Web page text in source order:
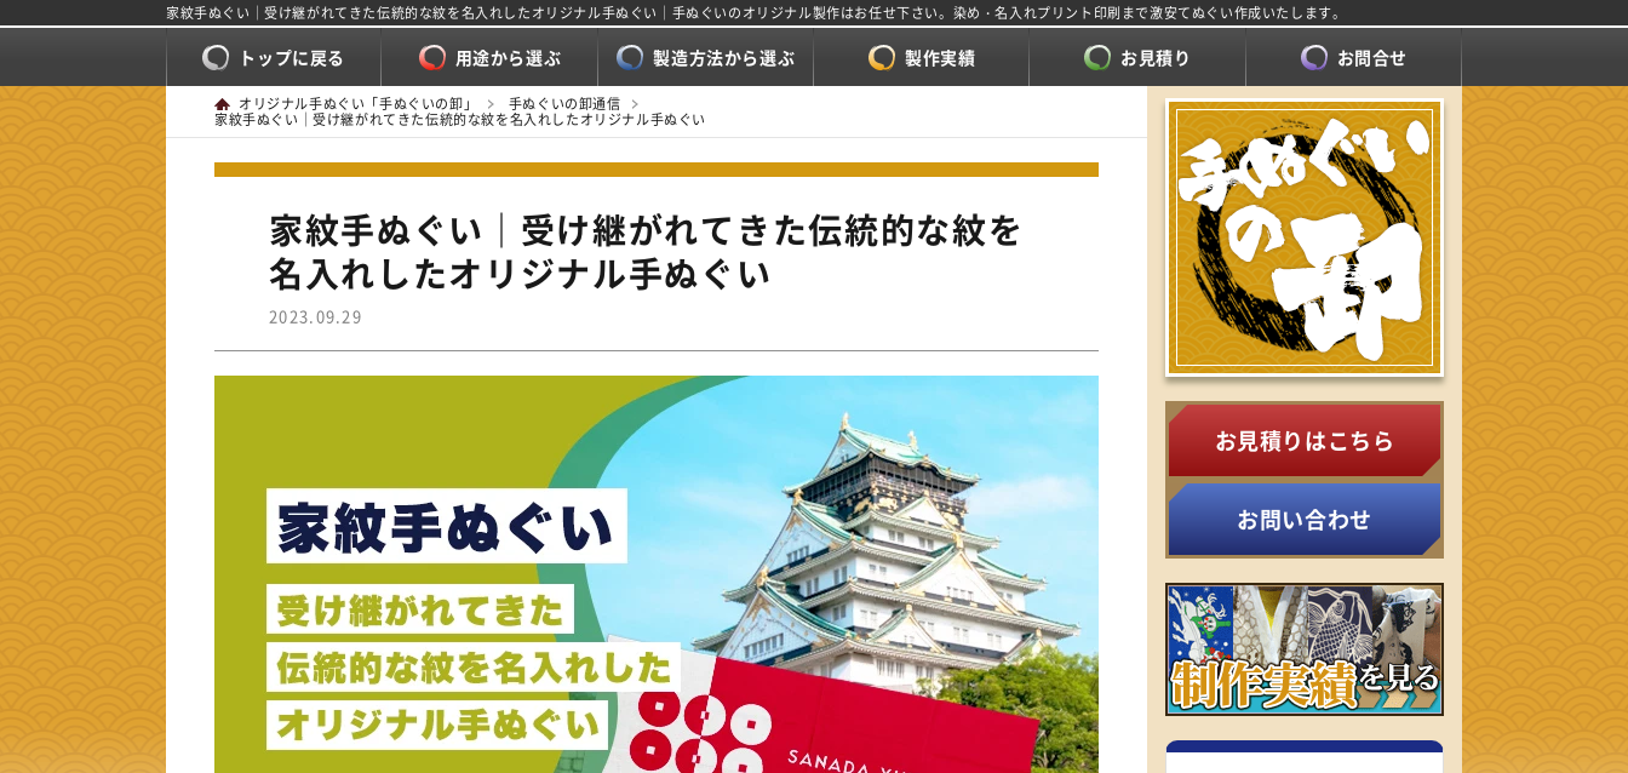
家紋手ぬぐい｜受け継がれてきた伝統的な紋を名入れしたオリジナル手ぬぐい｜手ぬぐいのオリジナル製作はお任せ下さい。染め・名入れプリント印刷まで激安てぬぐい作成いたします。
トップに戻る 用途から選ぶ 製造方法から選ぶ 製作実績 お見積り お問合せ
オリジナル手ぬぐい「手ぬぐいの卸」
手ぬぐいの卸通信
家紋手ぬぐい｜受け継がれてきた伝統的な紋を名入れしたオリジナル手ぬぐい
家紋手ぬぐい｜受け継がれてきた伝統的な紋を
名入れしたオリジナル手ぬぐい
2023.09.29
お見積りはこちら
お問い合わせ